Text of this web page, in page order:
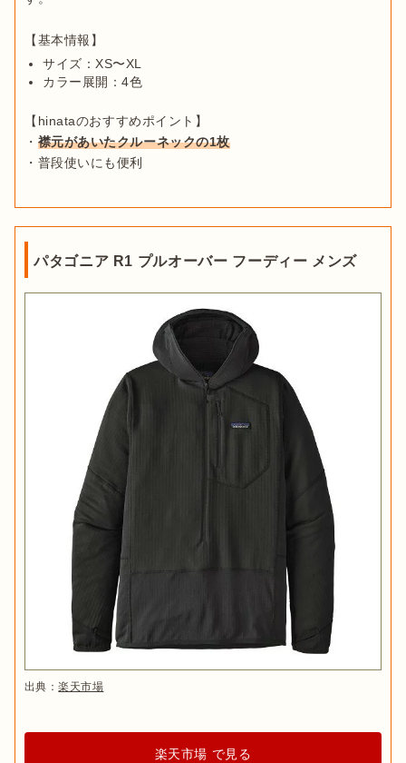
サイズ：XS〜XL
カラー展開：4色
【hinataのおすすめポイント】
・ 襟元があいたクルーネックの1枚
・普段使いにも便利
パタゴニア R1 プルオーバー フーディー メンズ
出典：楽天市場
楽天市場 で見る